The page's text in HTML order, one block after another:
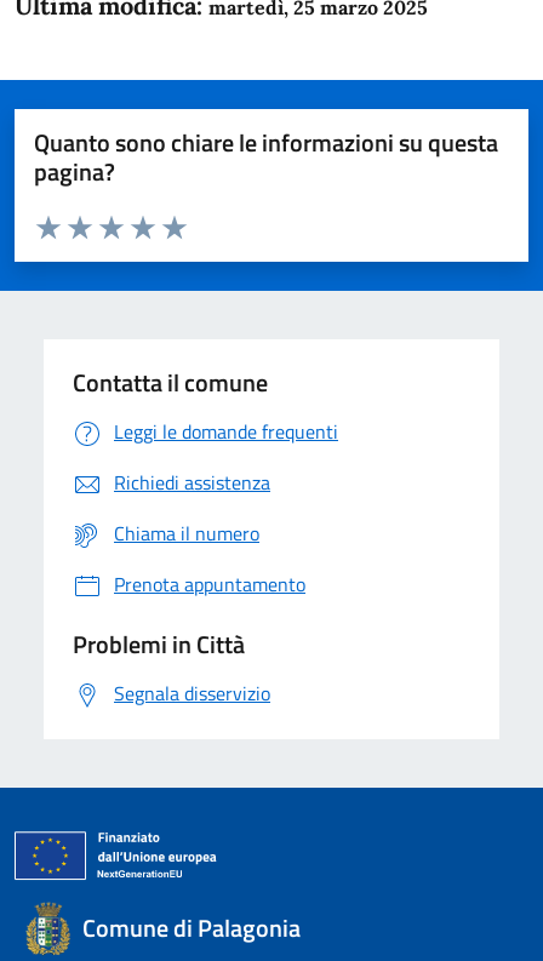
martedì, 25 marzo 2025
Quanto sono chiare le informazioni su questa
pagina?
Domanda
Valuta da 1 a 5 stelle la pagina
Valuta 5 stelle su 5
Valuta 4 stelle su 5
Valuta 3 stelle su 5
Valuta 2 stelle su 5
Valuta 1 stelle su 5
Contatta il comune
Leggi le domande frequenti
Richiedi assistenza
Chiama il numero
Prenota appuntamento
Problemi in Città
Segnala disservizio
Comune di Palagonia